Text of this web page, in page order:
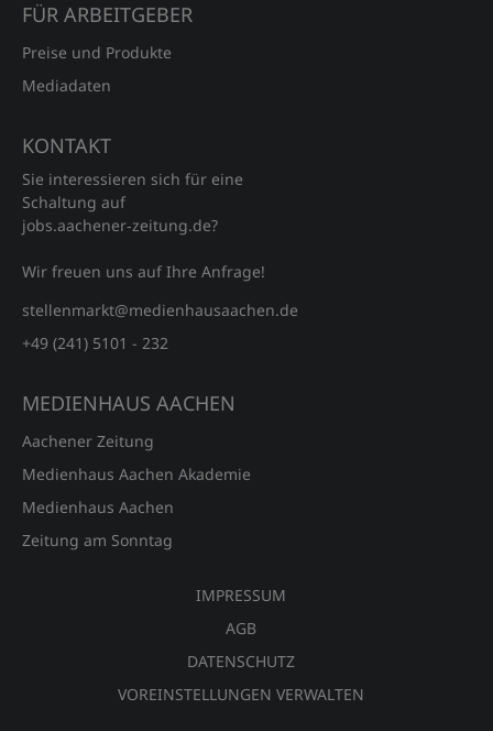
FÜR ARBEITGEBER
Preise und Produkte
Mediadaten
KONTAKT
Sie interessieren sich für eine
Schaltung auf
jobs.aachener‑zeitung.de?
Wir freuen uns auf Ihre Anfrage!
stellenmarkt@medienhausaachen.de
+49 (241) 5101 - 232
MEDIENHAUS AACHEN
Aachener Zeitung
Medienhaus Aachen Akademie
Medienhaus Aachen
Zeitung am Sonntag
IMPRESSUM
AGB
DATENSCHUTZ
VOREINSTELLUNGEN VERWALTEN